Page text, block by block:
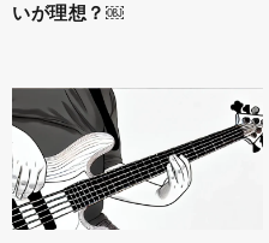
いが理想？￼